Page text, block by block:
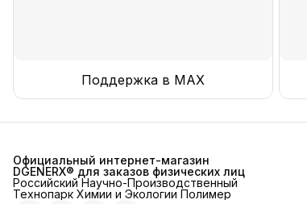
Поддержка в MAX
Официальный интернет-магазин
DGENERX® для заказов физических лиц
Российский Научно-Производственный
Технопарк Химии и Экологии Полимер